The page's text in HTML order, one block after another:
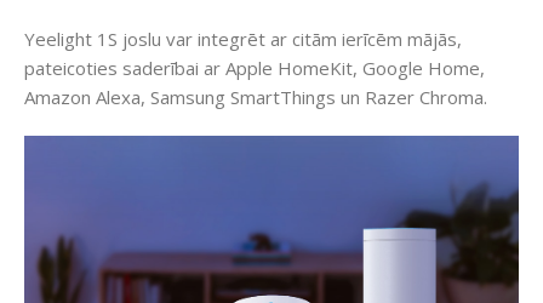
Yeelight 1S joslu var integrēt ar citām ierīcēm mājās,
pateicoties saderībai ar Apple HomeKit, Google Home,
Amazon Alexa, Samsung SmartThings un Razer Chroma.